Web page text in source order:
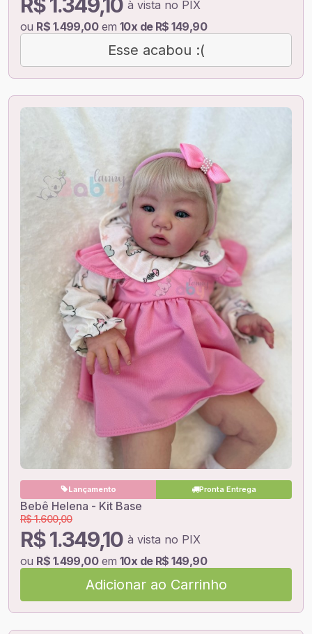
à vista no PIX
ou R$ 1.499,00em 10x de R$ 149,90
Esse acabou :(
Lançamento Pronta Entrega
Bebê Helena - Kit Base
R$ 1.349,10 à vista no PIX
R$ 1.600,00
ou R$ 1.499,00em 10x de R$ 149,90
Adicionar ao Carrinho